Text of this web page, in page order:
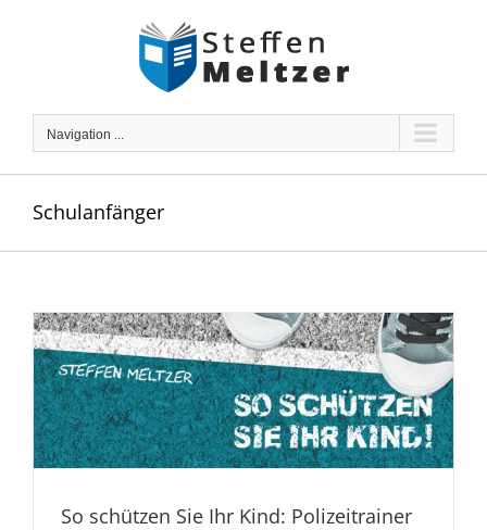
Navigation ...
Schulanfänger
So schützen Sie Ihr Kind: Polizeitrainer